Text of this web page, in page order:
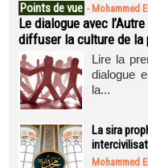
Points de vue - Mohammed
Le dialogue avec
diffuser la culture de la
Lire la
dialogue
la...
La sira
Mohammed